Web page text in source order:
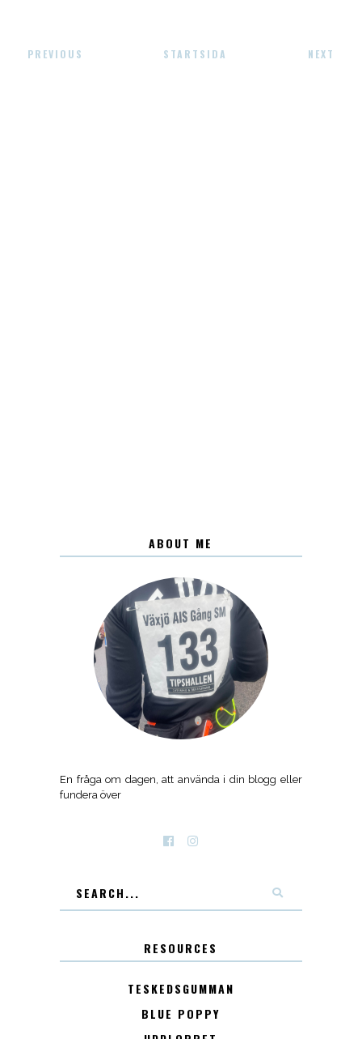
PREVIOUS STARTSIDA NEXT
ABOUT ME
En fråga om dagen, att använda i din blogg eller
fundera över
RESOURCES
TESKEDSGUMMAN
BLUE POPPY